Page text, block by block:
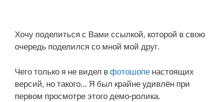
Хочу поделиться с Вами ссылкой, которой в свою
очередь поделился со мной мой друг.
Чего только я не видел вфотошопе настоящих
версий, но такого… Я был крайне удивлён при
первом просмотре этого демо-ролика.